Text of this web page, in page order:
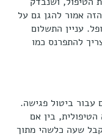
אמור להגן גם על
עניין התשלום
להתפרנס כמו
עבור ביטול פגישה.
בין אם
שעה כלשהי מתוך